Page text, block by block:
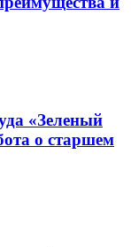
«Зеленый
о старшем